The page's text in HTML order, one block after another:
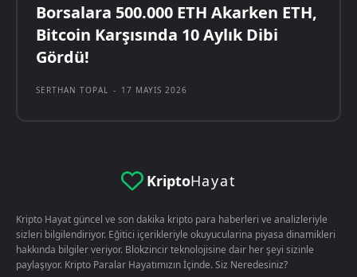
Borsalara 500.000 ETH Akarken ETH,
Bitcoin Karşısında 10 Aylık Dibi
Gördü!
SERTHAN TOPAL - 17 MAYIS 2026
KriptoHayat
Kripto Hayat güncel ve son dakika kripto para haberleri ve analizleriyle
sizleri bilgilendiriyor. Eğitici içerikleriyle okuyucularina piyasa dinamikleri
hakkında bilgiler veriyor. Blokzincir teknolojisine dair her şeyi sizinle
paylaşıyor. Kripto Paralar Hayatımızın İçinde. Siz Neredesiniz?